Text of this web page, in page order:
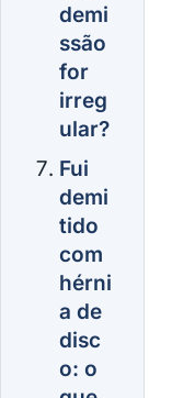
demi
ssão
for
irreg
ular?
Fui
demi
tido
com
hérni
a de
disc
o: o